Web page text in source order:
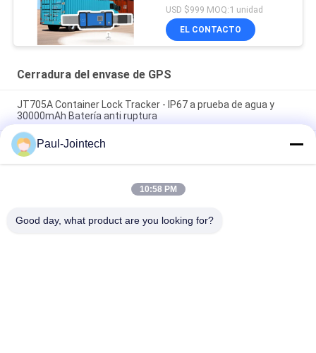
USD $999 MOQ:1 unidad
EL CONTACTO
Cerradura del envase de GPS
JT705A Container Lock Tracker - IP67 a prueba de agua y
30000mAh Batería anti ruptura
Jointech JT705C Contenedor personalizable GPS Cámara
Video Candado Dispositivo de seguimiento de bloqueo de
monitoreo de bienes de alto valor
Prenda impermeable electrónica de la cerradura IP67 del
Paul-Jointech
10:58 PM
Good day, what product are you looking for?